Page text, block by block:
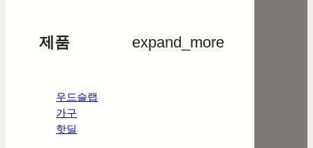
제품 expand_more
우드슬랩
가구
핫딜